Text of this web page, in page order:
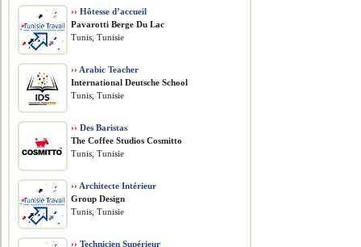
›› Hôtesse d’accueil
Pavarotti Berge Du Lac
Tunis, Tunisie
›› Arabic Teacher
International Deutsche School
Tunis, Tunisie
›› Des Baristas
The Coffee Studios Cosmitto
Tunis, Tunisie
›› Architecte Intérieur
Group Design
Tunis, Tunisie
›› Technicien Supérieur